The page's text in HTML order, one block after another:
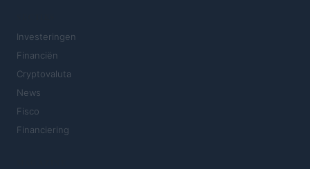
Investeringen
Financiën
Cryptovaluta
News
Fisco
Financiering